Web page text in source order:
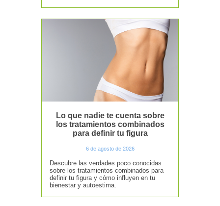
Lo que nadie te cuenta sobre
los tratamientos combinados
para definir tu figura
6 de agosto de 2026
Descubre las verdades poco conocidas
sobre los tratamientos combinados para
definir tu figura y cómo influyen en tu
bienestar y autoestima.